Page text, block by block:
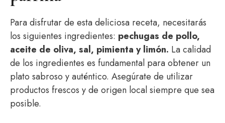
Para disfrutar de esta deliciosa receta, necesitarás
los siguientes ingredientes: pechugas de pollo,
aceite de oliva, sal, pimienta y limón. La calidad
de los ingredientes es fundamental para obtener un
plato sabroso y auténtico. Asegúrate de utilizar
productos frescos y de origen local siempre que sea
posible.